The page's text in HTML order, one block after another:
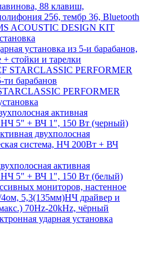
88 клавиш,
256, тембр 36, Bluetooth
ACOUSTIC DESIGN KIT
установка из 5-и барабанов,
+ стойки и тарелки
STARCLASSIC PERFORMER
ти барабанов
PERFORMER
активная
НЧ 5" + ВЧ 1", 150 Вт (черный)
двухполосная
система, НЧ 200Вт + ВЧ
активная
НЧ 5" + ВЧ 1", 150 Вт (белый)
мониторов, настенное
5,3(135мм)НЧ драйвер и
70Hz-20kHz, чёрный
ударная установка